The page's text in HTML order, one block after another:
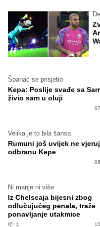
Španac se prisjetio
Kepa: Poslije svađe sa
živio sam u oluji
Velika je to bila šansa
Rumuni još uvijek ne
odbranu Kepe
Ni manje ni više
Iz Chelseaja bijesni zbog
odlučujućeg penala, traže
ponavljanje utakmice
1